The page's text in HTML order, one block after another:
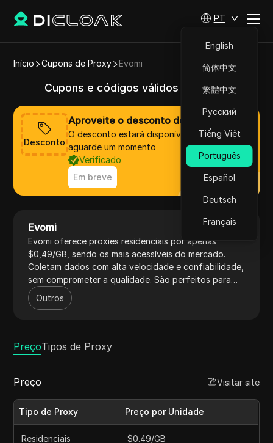
PT
English
简体中文
繁體中文
Русский
Tiếng Việt
Português
Español
Deutsch
Français
Início Cupons de Proxy Evomi
Cupons e códigos válidos de Evomi
Desconto
Aproveite o desconto de Evomi agora
O desconto estará disponível em breve,
aguarde um momento
Verificado
Em breve
Evomi
Visitar site
Evomi oferece proxies residenciais por apenas
$0,49/GB, sendo os mais acessíveis do mercado.
Coletam dados com alta velocidade e confiabilidade,
sem comprometer a qualidade. São perfeitos para
web scraping eficiente e análise de dados contínua,
livres de bloqueios e CAPTCHAs.
Outros
PreçoTipos de Proxy
Preço Visitar site
Tipo de Proxy Preço por Unidade
Residenciais $0.49/GB